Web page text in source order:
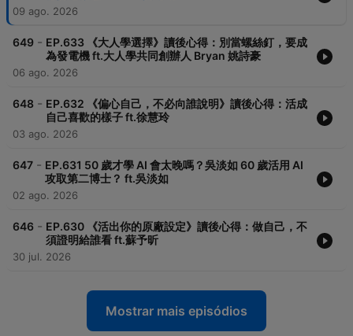
09 ago. 2026
649 - EP.633 《大人學選擇》讀後心得：別當螺絲釘，要成
為發電機 ft.大人學共同創辦人 Bryan 姚詩豪
06 ago. 2026
648 - EP.632 《偏心自己，不必向誰說明》讀後心得：活成
自己喜歡的樣子 ft.徐慧玲
03 ago. 2026
647 - EP.631 50 歲才學 AI 會太晚嗎？吳淡如 60 歲活用 AI
攻取第二博士？ ft.吳淡如
02 ago. 2026
646 - EP.630 《活出你的原廠設定》讀後心得：做自己，不
須證明給誰看 ft.蘇予昕
30 jul. 2026
Mostrar mais episódios